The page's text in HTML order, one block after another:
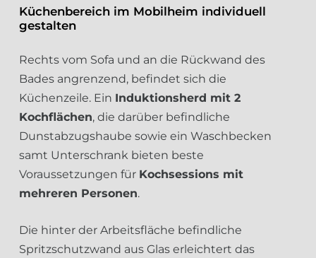
Küchenbereich im Mobilheim individuell
gestalten
Rechts vom Sofa und an die Rückwand des
Bades angrenzend, befindet sich die
Küchenzeile. Ein Induktionsherd mit 2
Kochflächen, die darüber befindliche
Dunstabzugshaube sowie ein Waschbecken
samt Unterschrank bieten beste
Voraussetzungen für Kochsessions mit
mehreren Personen.
Die hinter der Arbeitsfläche befindliche
Spritzschutzwand aus Glas erleichtert das